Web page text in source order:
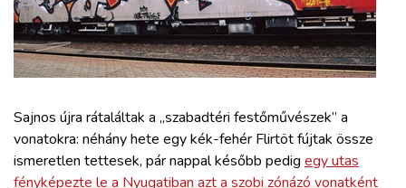
ZÖLDÚT
HAJÓZÁS
BLOG
Sajnos újra rátaláltak a „szabadtéri festőművészek” a
vonatokra: néhány hete egy kék-fehér Flirtöt fújtak össze
ismeretlen tettesek, pár nappal később pedig egy utas
fényképezte le a Nyugatiban azt a szobi zónázó vonatként